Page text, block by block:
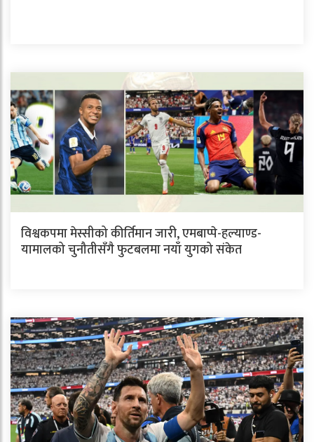
विश्वकपमा मेस्सीको कीर्तिमान जारी, एमबाप्पे-हल्याण्ड-
यामालको चुनौतीसँगै फुटबलमा नयाँ युगको संकेत